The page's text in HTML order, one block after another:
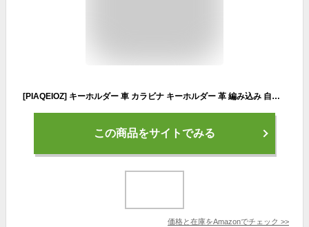
[PIAQEIOZ] キーホルダー 車 カラビナ キーホルダー 革 編み込み 自転車 鍵 キーホルダー おしゃれ バイク キーリング付き キーチェーン メンズ レディース レザー 紛失防止 人気 男女兼用 (ピンク)…
この商品をサイトでみる
価格と在庫をAmazonでチェック >>